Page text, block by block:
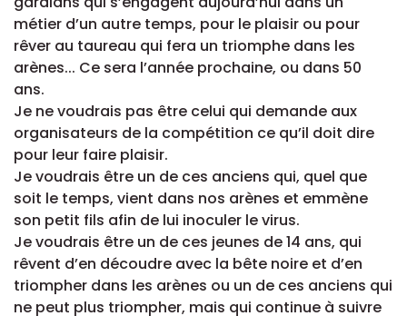
métier d’un autre temps, pour le plaisir ou pour
rêver au taureau qui fera un triomphe dans les
arènes... Ce sera l’année prochaine, ou dans 50
ans.
Je ne voudrais pas être celui qui demande aux
organisateurs de la compétition ce qu’il doit dire
pour leur faire plaisir.
Je voudrais être un de ces anciens qui, quel que
soit le temps, vient dans nos arènes et emmène
son petit fils afin de lui inoculer le virus.
Je voudrais être un de ces jeunes de 14 ans, qui
rêvent d’en découdre avec la bête noire et d’en
triompher dans les arènes ou un de ces anciens qui
ne peut plus triompher, mais qui continue à suivre